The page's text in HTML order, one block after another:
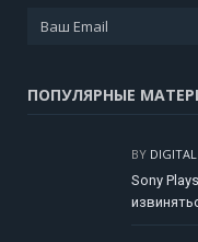
ПОПУЛЯРНЫЕ
BY
Sony